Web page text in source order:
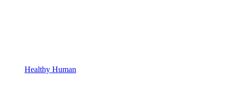
Healthy Human